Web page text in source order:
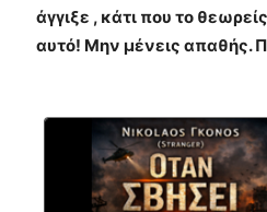
άγγιξε , κάτι που το
αυτό! Μην μένεις απαθής.